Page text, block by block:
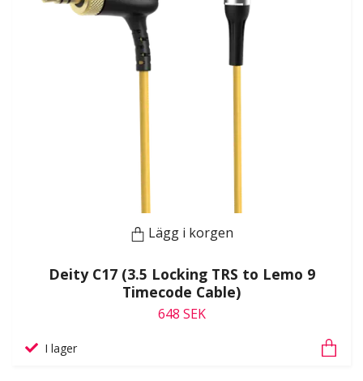
Lägg i korgen
Deity C17 (3.5 Locking TRS to Lemo 9
Timecode Cable)
648 SEK
I lager